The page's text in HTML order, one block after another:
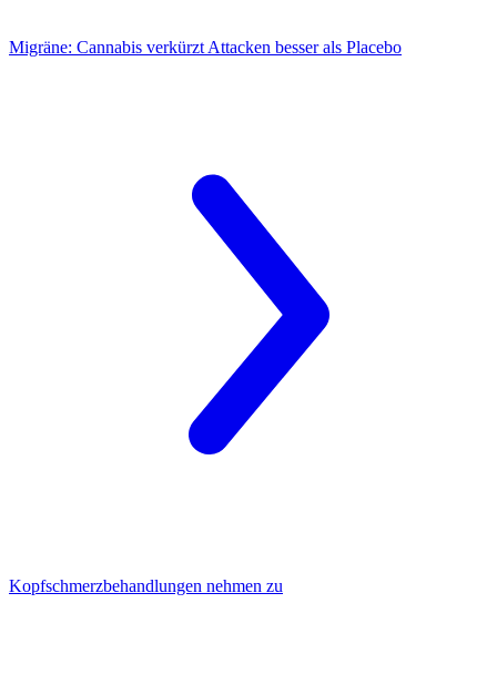
Migräne: Cannabis verkürzt Attacken besser als Placebo
Kopfschmerzbehandlungen nehmen zu